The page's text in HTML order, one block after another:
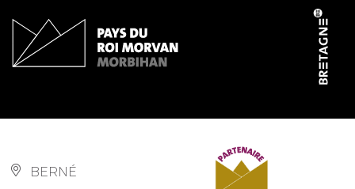
BERNÉ